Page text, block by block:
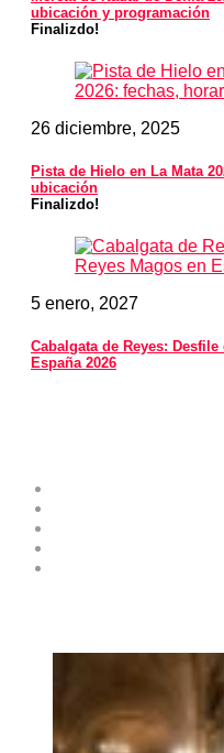
ubicación y programación
Finalizdo!
26 diciembre, 2025
Pista de Hielo en La Mata
ubicación
Finalizdo!
5 enero, 2027
Cabalgata de Reyes:
España 2026